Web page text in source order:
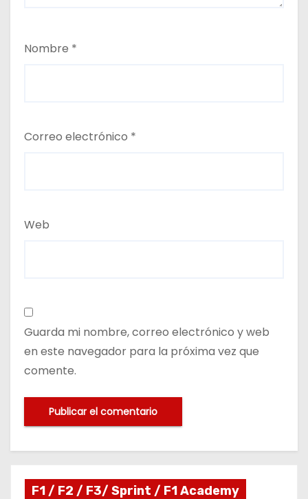
Nombre *
Correo electrónico *
Web
Guarda mi nombre, correo electrónico y web
en este navegador para la próxima vez que
comente.
F1 / F2 / F3/ Sprint / F1 Academy